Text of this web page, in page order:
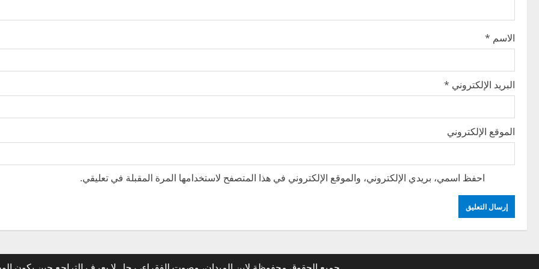
o
n
الاسم *
البريد الإلكتروني *
الموقع الإلكتروني
احفظ اسمي، بريدي الإلكتروني، والموقع الإلكتروني في هذا المتصفح لاستخدامها المرة المقبلة في تعليقي.